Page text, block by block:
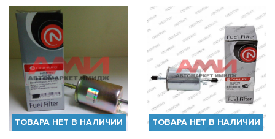
БЫСТРЫЙ ПРОСМОТР
ТОВАРА НЕТ В НАЛИЧИИ
БЫСТРЫЙ ПРОСМОТР
ТОВАРА НЕТ В НАЛИЧИИ